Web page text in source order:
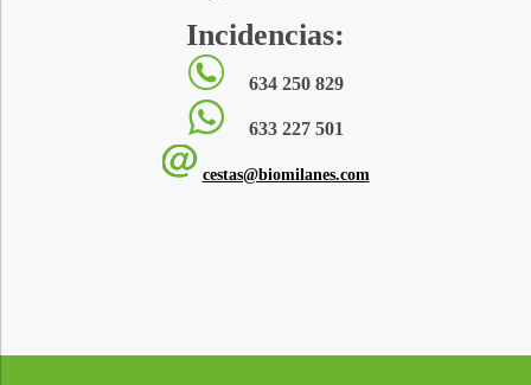
Incidencias:
634 250 829
633 227 501
cestas@biomilanes.com